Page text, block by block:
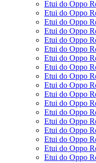
Etui do Oppo
Etui do Oppo
Etui do Oppo
Etui do Oppo
Etui do Oppo
Etui do Oppo
Etui do Oppo
Etui do Oppo
Etui do Oppo
Etui do Oppo
Etui do Oppo
Etui do Oppo
Etui do Oppo
Etui do Oppo
Etui do Oppo
Etui do Oppo
Etui do Oppo
Etui do Oppo